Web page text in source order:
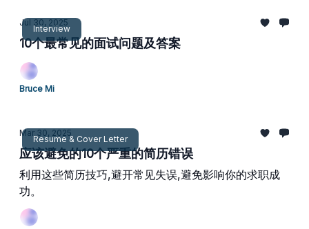
Interview
Jul 30, 2025
10个最常见的面试问题及答案
Bruce Mi
Resume & Cover Letter
Mar 30, 2025
应该避免的10个严重的简历错误
利用这些简历技巧,避开常见失误,避免影响你的求职成
功。